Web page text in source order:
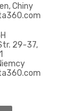
Chiny
29-37,